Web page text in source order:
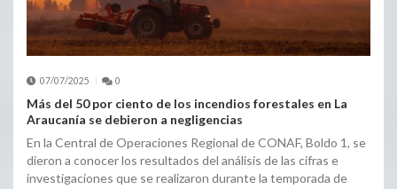
07/07/2025 0
Más del 50 por ciento de los incendios forestales en La
Araucanía se debieron a negligencias
En la Central de Operaciones Regional de CONAF, Boldo 1, se
dieron a conocer los resultados del análisis de las cifras e
investigaciones que se realizaron durante la temporada de